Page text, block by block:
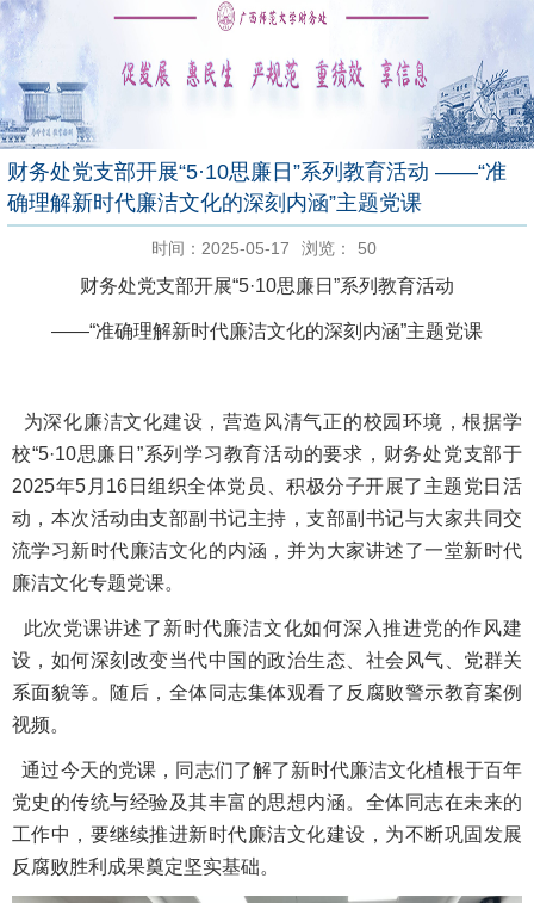
财务处党支部开展“5·10思廉日”系列教育活动 ——“准
确理解新时代廉洁文化的深刻内涵”主题党课
时间：2025-05-17 浏览： 50
财务处党支部开展“5·10思廉日”系列教育活动
——“准确理解新时代廉洁文化的深刻内涵”主题党课
为深化廉洁文化建设，营造风清气正的校园环境，根据学
校“5·10思廉日”系列学习教育活动的要求，财务处党支部于
2025年5月16日组织全体党员、积极分子开展了主题党日活
动，本次活动由支部副书记主持，支部副书记与大家共同交
流学习新时代廉洁文化的内涵，并为大家讲述了一堂新时代
廉洁文化专题党课。
此次党课讲述了新时代廉洁文化如何深入推进党的作风建
设，如何深刻改变当代中国的政治生态、社会风气、党群关
系面貌等。随后，全体同志集体观看了反腐败警示教育案例
视频。
通过今天的党课，同志们了解了新时代廉洁文化植根于百年
党史的传统与经验及其丰富的思想内涵。全体同志在未来的
工作中，要继续推进新时代廉洁文化建设，为不断巩固发展
反腐败胜利成果奠定坚实基础。